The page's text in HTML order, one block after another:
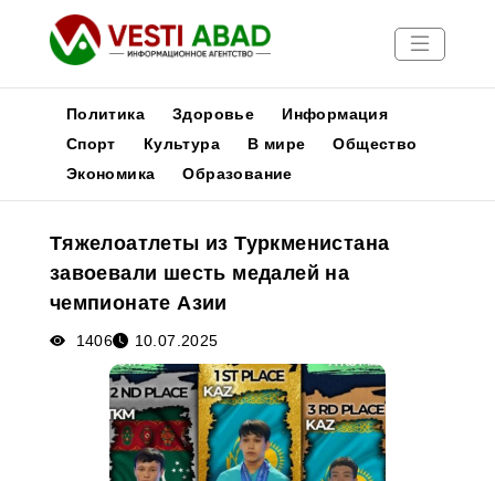
Новости
Медиа
Афиша
Политика Здоровье
Информация
Спорт
Культура В мире
Общество
Экономика
Образование
Тяжелоатлеты из Туркменистана
завоевали шесть медалей на
чемпионате Азии
1406 10.07.2025